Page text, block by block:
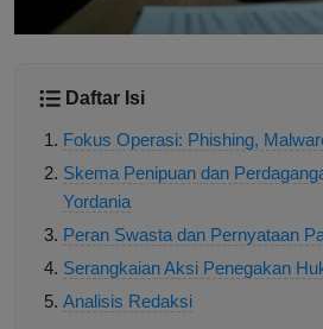
Daftar Isi
Fokus Operasi: Phishing,
Skema Penipuan dan
Yordania
Peran Swasta dan Pernyataan
Serangkaian Aksi Penegakan
Analisis Redaksi